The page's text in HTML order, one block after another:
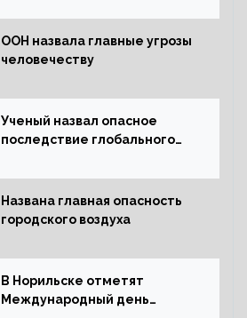
ООН назвала главные угрозы
человечеству
Ученый назвал опасное
последствие глобального
Названа главная опасность
городского воздуха
В Норильске отметят
Международный день